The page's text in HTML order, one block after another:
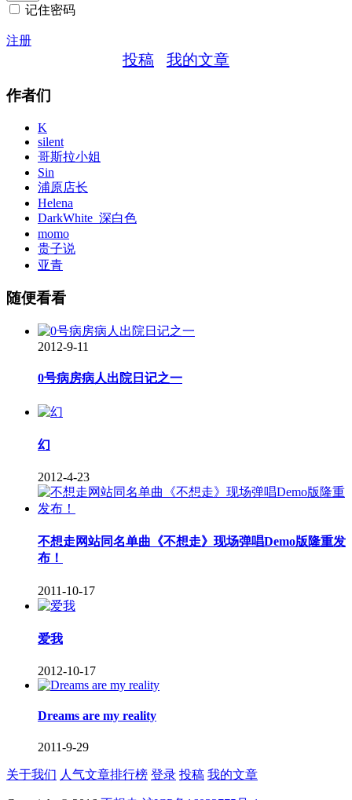
记住密码
注册
投稿 我的文章
作者们
K
silent
哥斯拉小姐
Sin
浦原店长
Helena
DarkWhite_深白色
momo
贵子说
亚青
随便看看
2012-9-11
0号病房病人出院日记之一
幻
2012-4-23
不想走网站同名单曲《不想走》现场弹唱Demo版隆重发
布！
2011-10-17
爱我
2012-10-17
Dreams are my reality
2011-9-29
关于我们 人气文章排行榜 登录 投稿 我的文章